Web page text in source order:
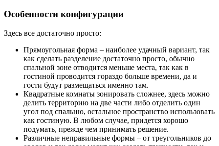
Особенности конфигурации
Здесь все достаточно просто:
Прямоугольная форма – наиболее удачный вариант, так
как сделать разделение достаточно просто, обычно
спальной зоне отводится меньше места, так как в
гостиной проводится гораздо больше времени, да и
гости будут размещаться именно там.
Квадратные комнаты зонировать сложнее, здесь можно
делить территорию на две части либо отделить один
угол под спальню, остальное пространство использовать
как гостиную. В любом случае, придется хорошо
подумать, прежде чем принимать решение.
Различные неправильные формы – от треугольников до